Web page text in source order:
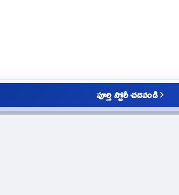
పూర్తి స్టోరీ చదవండి